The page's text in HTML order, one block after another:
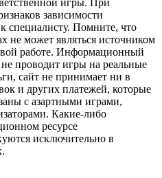
зависимости
специалисту. Помните, что
не может являться источником
работе. Информационный
не проводит игры на реальные
сайт не принимает ни в
и других платежей, которые
с азартными играми,
Какие-либо
ресурсе
исключительно в